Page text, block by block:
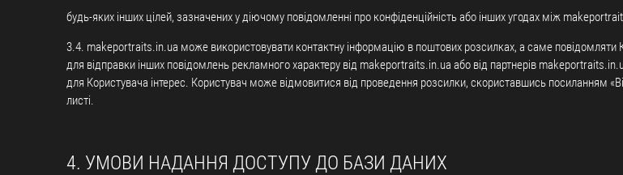
будь-яких інших цілей, зазначених у діючому повідомленні про конфіденційність або інших угодах між
3.4. makeportraits.in.ua може використовувати контактну інформацію в поштових розсилках, а саме повідомляти
для відправки інших повідомлень рекламного характеру від makeportraits.in.ua або від партнерів
для Користувача інтерес. Користувач може відмовитися від проведення розсилки, скориставшись посиланням
листі.
4. УМОВИ НАДАННЯ ДОСТУПУ ДО БАЗИ ДАНИХ